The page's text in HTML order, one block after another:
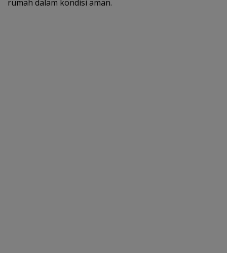
rumah dalam kondisi aman.